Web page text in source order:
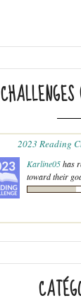
2023 Reading
Karline05has
toward their